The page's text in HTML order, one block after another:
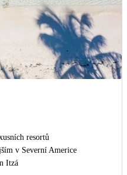
resortů
v Severní Americe
Itzá